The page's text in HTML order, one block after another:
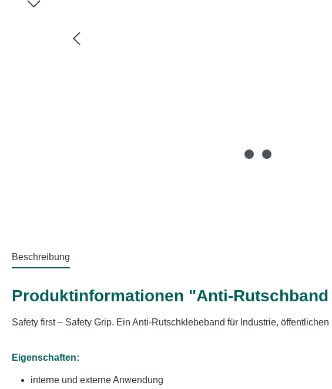
Beschreibung
Produktinformationen "Anti-
Safety first – Safety Grip. Ein Anti-Rutschklebeband für Industrie,
Eigenschaften:
interne und externe Anwendung